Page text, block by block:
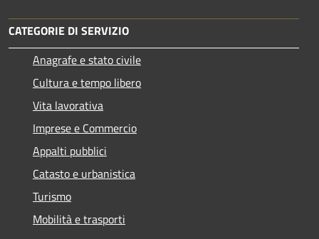
CATEGORIE DI SERVIZIO
Anagrafe e stato civile
Cultura e tempo libero
Vita lavorativa
Imprese e Commercio
Appalti pubblici
Catasto e urbanistica
Turismo
Mobilità e trasporti